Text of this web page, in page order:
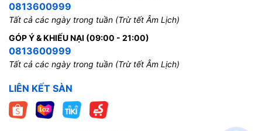
0813600999
Tất cả các ngày trong tuần (Trừ tết Âm Lịch)
GÓP Ý & KHIẾU NẠI (09:00 - 21:00)
0813600999
Tất cả các ngày trong tuần (Trừ tết Âm Lịch)
LIÊN KẾT SÀN